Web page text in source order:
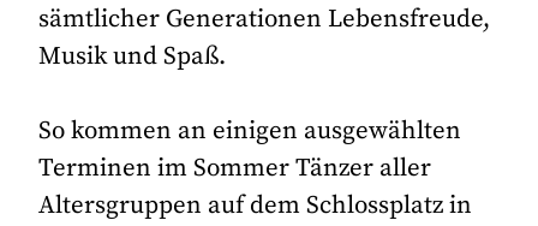
sämtlicher Generationen Lebensfreude,
Musik und Spaß.
So kommen an einigen ausgewählten
Terminen im Sommer Tänzer aller
Altersgruppen auf dem Schlossplatz in